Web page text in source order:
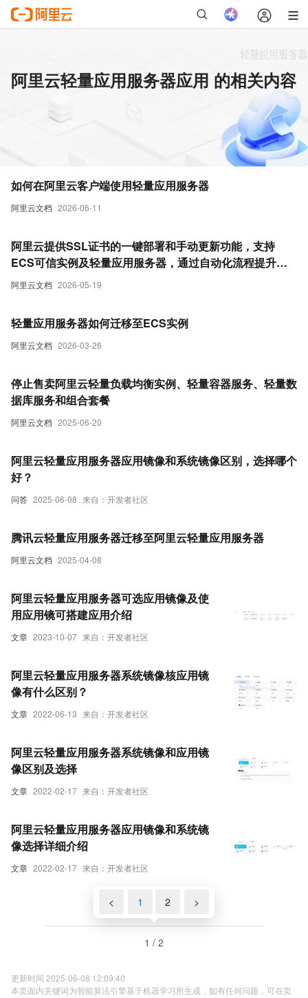
阿里云轻量应用服务器应用 的相关内容
阿里云文档 2026-06-11
如何在阿里云客户端使用轻量应用服务器
阿里云文档 2026-05-19
阿里云提供SSL证书的一键部署和手动更新功能，支持
ECS可信实例及轻量应用服务器，通过自动化流程提升部
署效率并降低配置风险。
阿里云文档 2026-03-26
轻量应用服务器如何迁移至ECS实例
阿里云文档 2025-06-20
停止售卖阿里云轻量负载均衡实例、轻量容器服务、轻量数
据库服务和组合套餐
问答 2025-06-08 来自：开发者社区
阿里云轻量应用服务器应用镜像和系统镜像区别，选择哪个
好？
阿里云文档 2025-04-08
腾讯云轻量应用服务器迁移至阿里云轻量应用服务器
文章 2023-10-07 来自：开发者社区
阿里云轻量应用服务器可选应用镜像及使
用应用镜可搭建应用介绍
文章 2022-06-13 来自：开发者社区
阿里云轻量应用服务器系统镜像核应用镜
像有什么区别？
文章 2022-02-17 来自：开发者社区
阿里云轻量应用服务器系统镜像和应用镜
像区别及选择
文章 2022-02-17 来自：开发者社区
阿里云轻量应用服务器应用镜像和系统镜
像选择详细介绍
< 1 2 >
1 / 2
更新时间 2025-06-08 12:09:40
本页面内关键词为智能算法引擎基于机器学习所生成，如有任何问题，可在页